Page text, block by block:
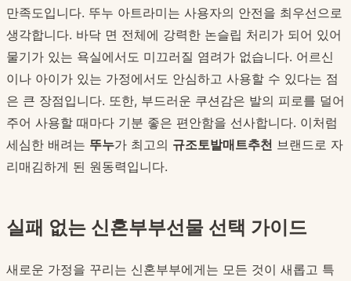
만족도입니다. 뚜누 아트라미는 사용자의 안전을 최우선으로
생각합니다. 바닥 면 전체에 강력한 논슬립 처리가 되어 있어
물기가 있는 욕실에서도 미끄러질 염려가 없습니다. 어르신
이나 아이가 있는 가정에서도 안심하고 사용할 수 있다는 점
은 큰 장점입니다. 또한, 부드러운 쿠션감은 발의 피로를 덜어
주어 사용할 때마다 기분 좋은 편안함을 선사합니다. 이처럼
세심한 배려는 뚜누가 최고의 규조토발매트추천 브랜드로 자
리매김하게 된 원동력입니다.
실패 없는 신혼부부선물 선택 가이드
새로운 가정을 꾸리는 신혼부부에게는 모든 것이 새롭고 특